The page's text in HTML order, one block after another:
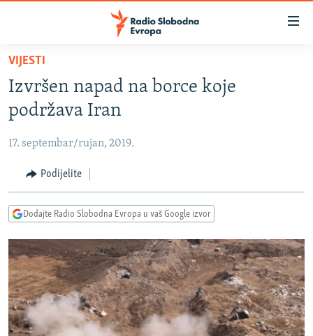
Pređite
glavni
sadržaj
Pređite
na
navigaciju
Pređite
na
BOSNA I HERCEGOVINA
SRBIJA
KOSOVO
CRNA GORA
VIDEO
FOTOGALERIJE
INFOGRAFIKE
PODCASTI
RAT U UKRAJINI
KINA NA BALKANU
RSE PRIČE IZ SVIJETA
ISPRIČAJ MI
VIJESTI
Izvršen napad na borce koje
podržava Iran
17. septembar/rujan, 2019.
Podijelite
Dodajte Radio Slobodna Evropa u vaš Google izvor